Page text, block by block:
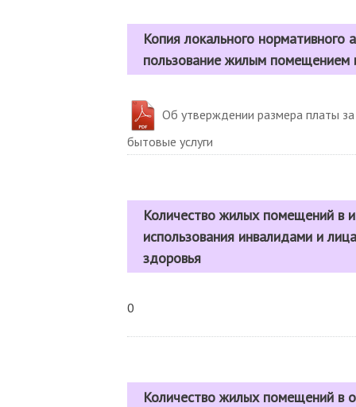
Копия локального нормативного
пользование жилым помещением
Об утверждении размера платы
бытовые услуги
Количество жилых помещений в
использования инвалидами и
здоровья
0
Количество жилых помещений в